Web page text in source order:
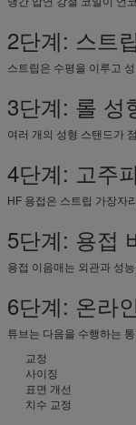
2단계: 스트
스트립은 수평을 이루고
3단계: 롤 성
여러 개의 성형 스탠드가
4단계: 고주
HF 용접은 스트립 가장자
5단계: 용접
용접 이음매는 외관과 성
6단계: 온라
튜브는 다음을 수행하는
교정
사이징
표면 개선
치수 교정